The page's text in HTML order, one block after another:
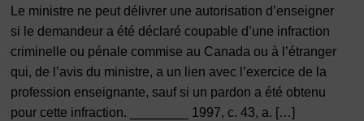
Le ministre ne peut délivrer une autorisation d’enseigner
si le demandeur a été déclaré coupable d’une infraction
criminelle ou pénale commise au Canada ou à l’étranger
qui, de l’avis du ministre, a un lien avec l’exercice de la
profession enseignante, sauf si un pardon a été obtenu
pour cette infraction. ________ 1997, c. 43, a. […]